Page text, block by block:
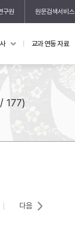
구원 원문검색서비스
도록
규장각 소장품 해설
교과 연동 자료
177)
다음